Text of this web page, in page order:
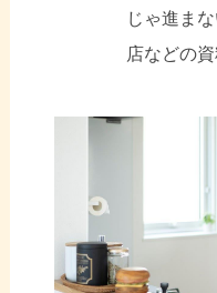
じゃ進ま
店などの